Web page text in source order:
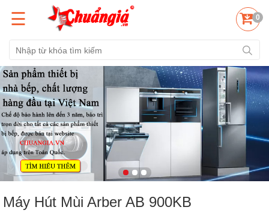
☰ 0
Máy Hút Mùi Arber AB 900KB